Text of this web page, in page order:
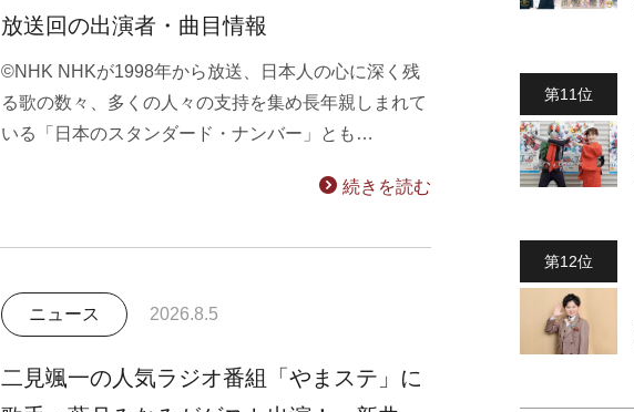
放送回の出演者・曲目情報
©NHK NHKが1998年から放送、日本人の心に深く残
る歌の数々、多くの人々の支持を集め長年親しまれて
いる「日本のスタンダード・ナンバー」とも…
続きを読む
ニュース 2026.8.5
二見颯一の人気ラジオ番組「やまステ」に